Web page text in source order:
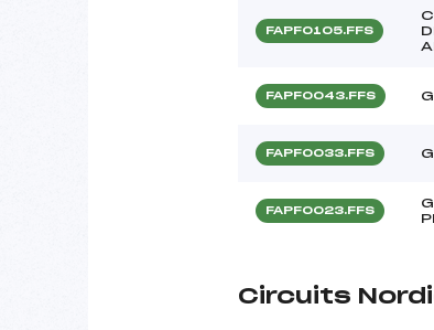
FAPF0105.FFS
FAPF0043.FFS
FAPF0033.FFS
FAPF0023.FFS
Circuits